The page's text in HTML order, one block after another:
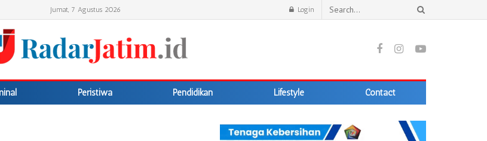
Jumat, 7 Agustus 2026 Login
Peristiwa Pendidikan Lifestyle Contact